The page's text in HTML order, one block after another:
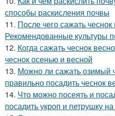
способы раскисления почвы
11. После чего сажать чеснок
Рекомендованные культуры
12. Когда сажать чеснок
чеснок осенью и весной
13. Можно ли сажать озимый
правильно посадить чеснок
14. Что можно посеять и
посадить укроп и петрушку